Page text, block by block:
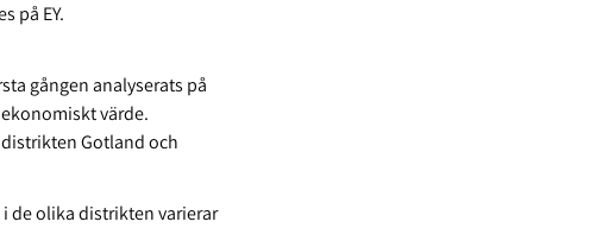
på EY.
gången analyserats på
värde.
Gotland och
de olika distrikten varierar